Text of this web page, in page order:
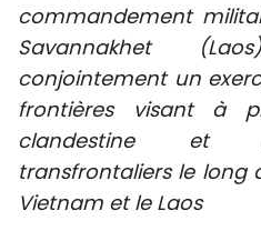
SPORT
commandement
Savannakhet
conjointement un
frontières visant à
clandestine et
transfrontaliers le long
Vietnam et le Laos